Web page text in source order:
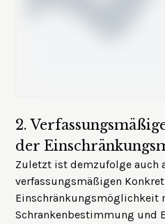
2.
der
Zuletzt ist demzufolge auch
verfassungsmäßigen
Einschränkungsmöglichkeit
Schrankenbestimmung und